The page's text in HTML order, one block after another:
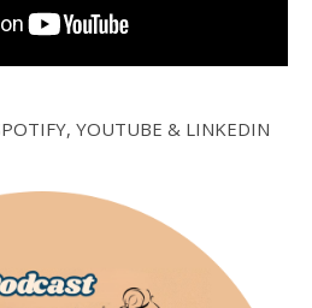
YOUTUBE & LINKEDIN